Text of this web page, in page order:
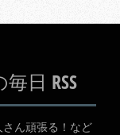
日 RSS
ん頑張る！など